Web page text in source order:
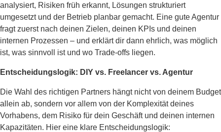
analysiert, Risiken früh erkannt, Lösungen strukturiert
umgesetzt und der Betrieb planbar gemacht. Eine gute Agentur
fragt zuerst nach deinen Zielen, deinen KPIs und deinen
internen Prozessen – und erklärt dir dann ehrlich, was möglich
ist, was sinnvoll ist und wo Trade-offs liegen.
Entscheidungslogik: DIY vs. Freelancer vs. Agentur
Die Wahl des richtigen Partners hängt nicht von deinem Budget
allein ab, sondern vor allem von der Komplexität deines
Vorhabens, dem Risiko für dein Geschäft und deinen internen
Kapazitäten. Hier eine klare Entscheidungslogik: